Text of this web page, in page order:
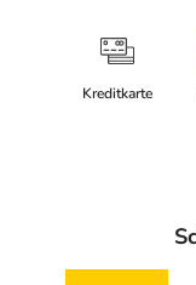
Kreditkarte